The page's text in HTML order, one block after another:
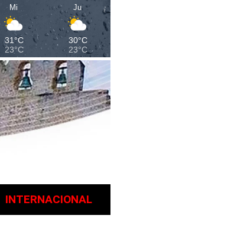
Mi
31°C
23°C
Ju
30°C
23°C
INTERNACIONAL